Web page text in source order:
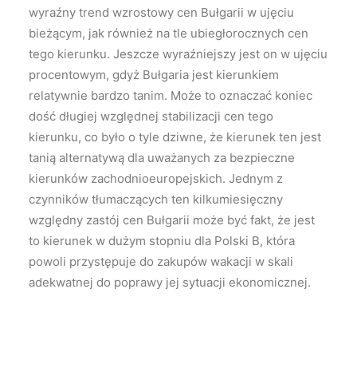
wyraźny trend wzrostowy cen Bułgarii w ujęciu
bieżącym, jak również na tle ubiegłorocznych cen
tego kierunku. Jeszcze wyraźniejszy jest on w ujęciu
procentowym, gdyż Bułgaria jest kierunkiem
relatywnie bardzo tanim. Może to oznaczać koniec
dość długiej względnej stabilizacji cen tego
kierunku, co było o tyle dziwne, że kierunek ten jest
tanią alternatywą dla uważanych za bezpieczne
kierunków zachodnioeuropejskich. Jednym z
czynników tłumaczących ten kilkumiesięczny
względny zastój cen Bułgarii może być fakt, że jest
to kierunek w dużym stopniu dla Polski B, która
powoli przystępuje do zakupów wakacji w skali
adekwatnej do poprawy jej sytuacji ekonomicznej.